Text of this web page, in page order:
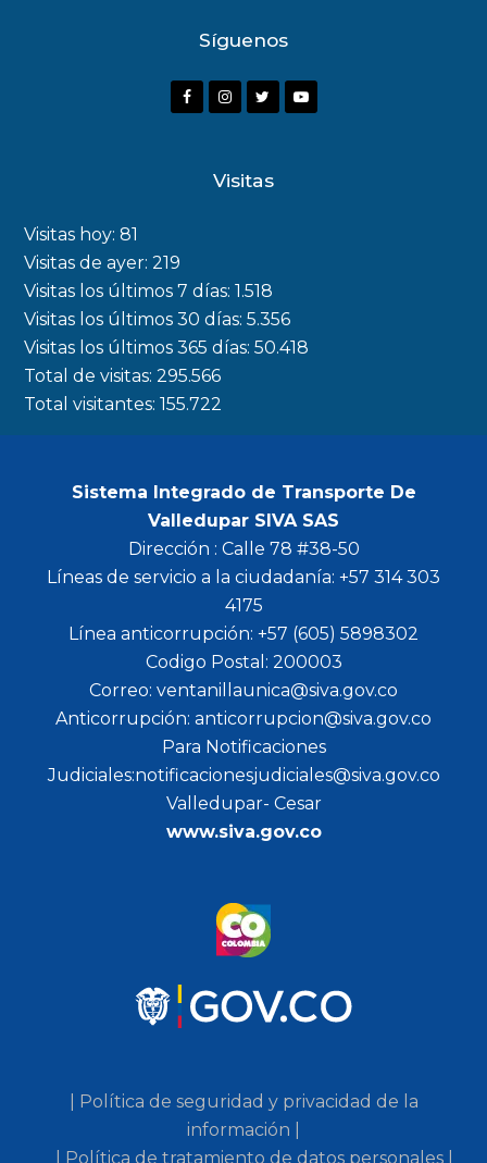
Síguenos
F
o
k
I
a
m
r
Y
Visitas
Visitas hoy:81
Visitas de ayer:219
Visitas los últimos 7 días:1.518
Visitas los últimos 30 días:5.356
Visitas los últimos 365 días:50.418
Total de visitas:295.566
Total visitantes:155.722
Sistema Integrado de Transporte De
Valledupar SIVA SAS
Dirección : Calle 78 #38-50
Líneas de servicio a la ciudadanía: +57 314 303
4175
Línea anticorrupción: +57 (605) 5898302
Codigo Postal: 200003
Correo: ventanillaunica@siva.gov.co
Anticorrupción: anticorrupcion@siva.gov.co
Para Notificaciones
Judiciales:notificacionesjudiciales@siva.gov.co
Valledupar- Cesar
www.siva.gov.co
| Política de seguridad y privacidad de la
información |
| Política de tratamiento de datos personales |